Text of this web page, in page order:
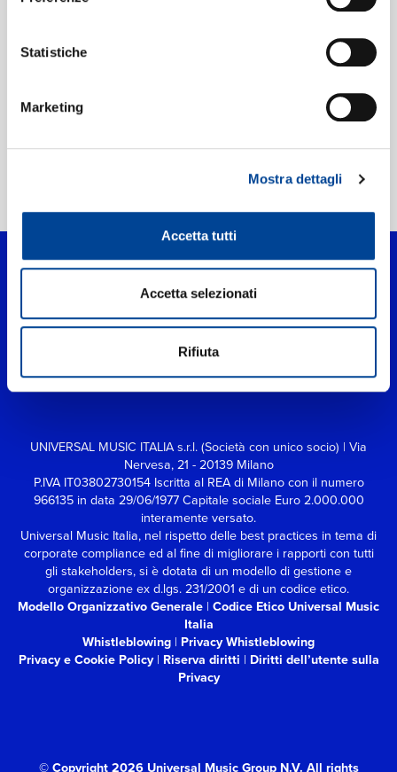
Statistiche
Marketing
Mostra dettagli
Accetta tutti
Accetta selezionati
Rifiuta
UNIVERSAL MUSIC ITALIA s.r.l. (Società con unico socio) | Via
Nervesa, 21 - 20139 Milano
P.IVA IT03802730154 Iscritta al REA di Milano con il numero
966135 in data 29/06/1977Capitale sociale Euro 2.000.000
interamente versato.
Universal Music Italia, nel rispetto delle best practices in tema di
corporate compliance ed al fine di migliorare i rapporti con tutti
gli stakeholders,si è dotata di un modello di gestione e
organizzazione ex d.lgs. 231/2001 e di un codice etico.
Modello Organizzativo Generale | Codice Etico Universal Music
Italia
Whistleblowing | Privacy Whistleblowing
Privacy e Cookie Policy| Riserva diritti | Diritti dell’utente sulla
Privacy